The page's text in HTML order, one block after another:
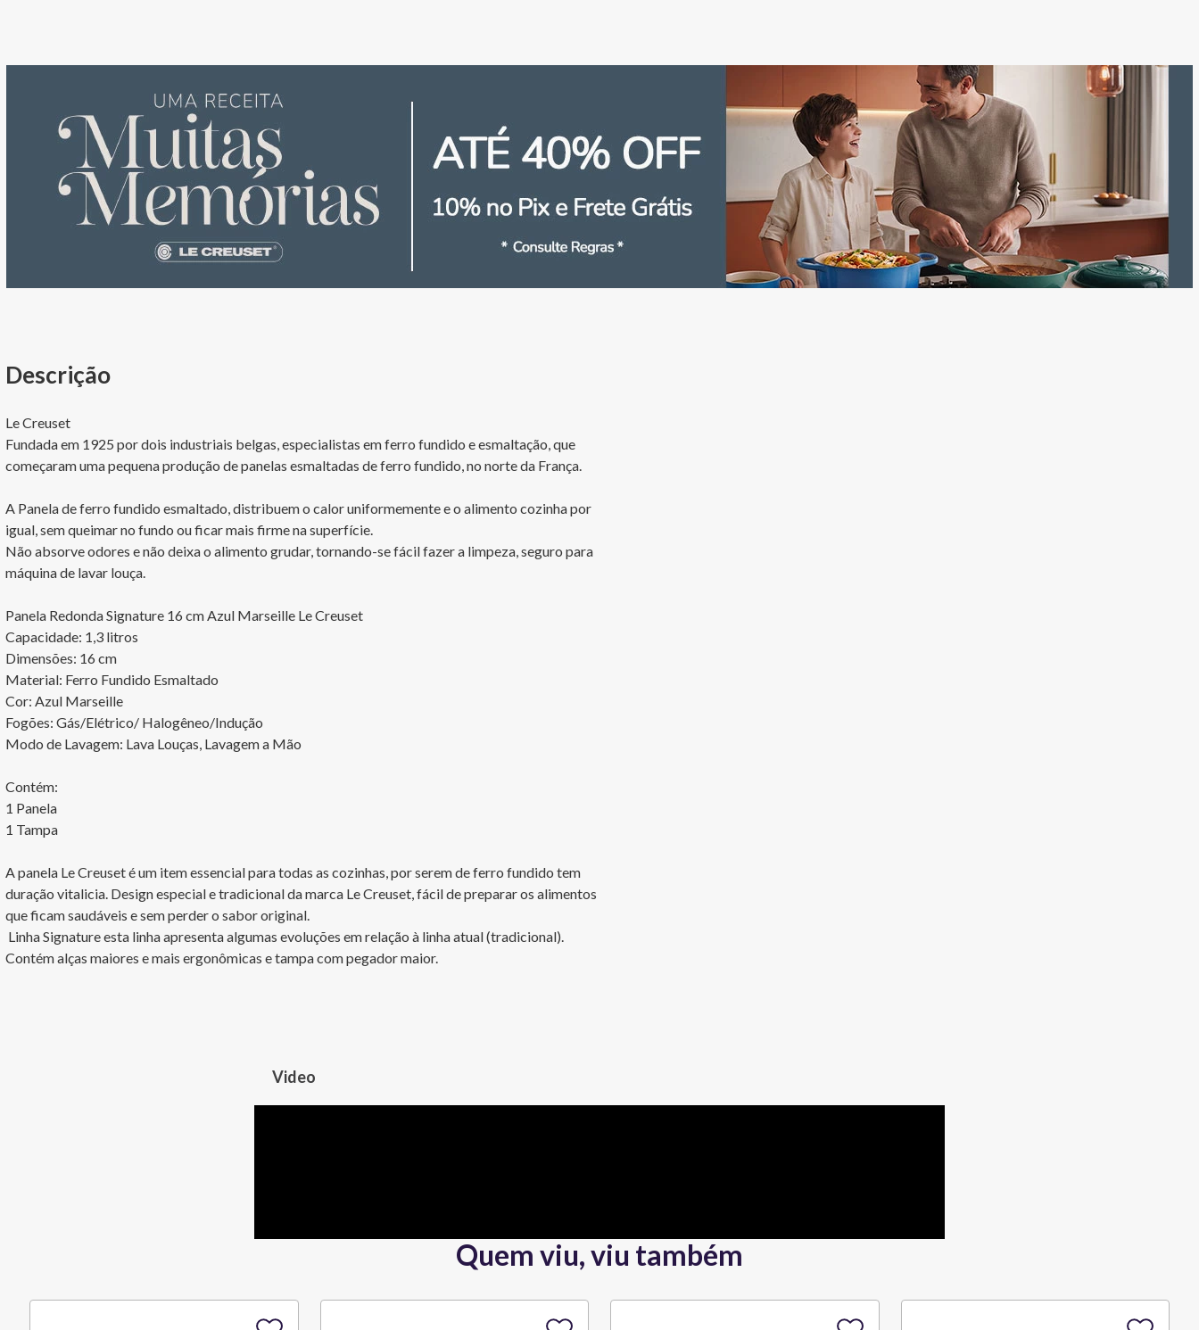
Le Creuset
Fundada em 1925 por dois industriais belgas, especialistas em ferro fundido e esmaltação, que
começaram uma pequena produção de panelas esmaltadas de ferro fundido, no norte da França.
A Panela de ferro fundido esmaltado, distribuem o calor uniformemente e o alimento cozinha por
igual, sem queimar no fundo ou ficar mais firme na superfície.
Não absorve odores e não deixa o alimento grudar, tornando-se fácil fazer a limpeza, seguro para
máquina de lavar louça.
Panela Redonda Signature 16 cm Azul Marseille Le Creuset
Capacidade: 1,3 litros
Dimensões: 16 cm
Material: Ferro Fundido Esmaltado
Cor: Azul Marseille
Fogões: Gás/Elétrico/ Halogêneo/Indução
Modo de Lavagem: Lava Louças, Lavagem a Mão
Contém:
1 Panela
1 Tampa
A panela Le Creuset é um item essencial para todas as cozinhas, por serem de ferro fundido tem
duração vitalicia. Design especial e tradicional da marca Le Creuset, fácil de preparar os alimentos
que ficam saudáveis e sem perder o sabor original.
Contém alças maiores e mais ergonômicas e tampa com pegador maior.
Video
Quem viu, viu também